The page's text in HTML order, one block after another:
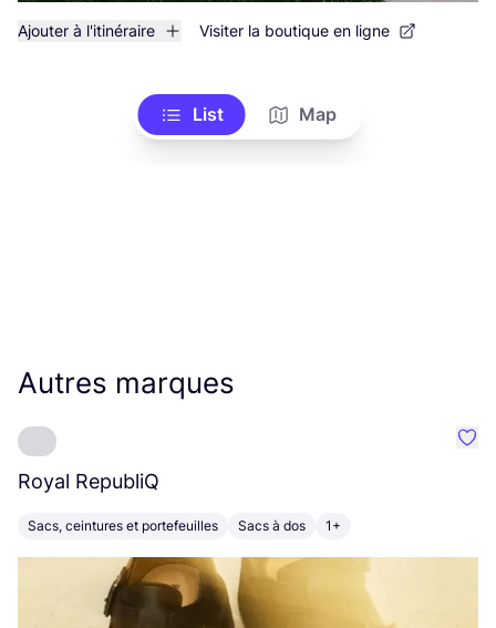
Ajouter à l'itinéraire Visiter la boutique en ligne
List Map
Autres marques
Royal RepubliQ
Sacs, ceintures et portefeuilles Sacs à dos 1+